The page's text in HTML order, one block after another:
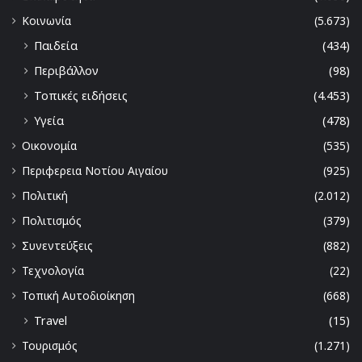
Κοινωνία
(5.673)
Παιδεία
(434)
Περιβάλλον
(98)
Τοπικές ειδήσεις
(4.453)
Υγεία
(478)
Οικονομία
(535)
Περιφερεια Νοτίου Αιγαίου
(925)
Πολιτική
(2.012)
Πολιτισμός
(379)
Συνεντεύξεις
(882)
Τεχνολογία
(22)
Τοπική Αυτοδιοίκηση
(668)
Travel
(15)
Τουρισμός
(1.271)